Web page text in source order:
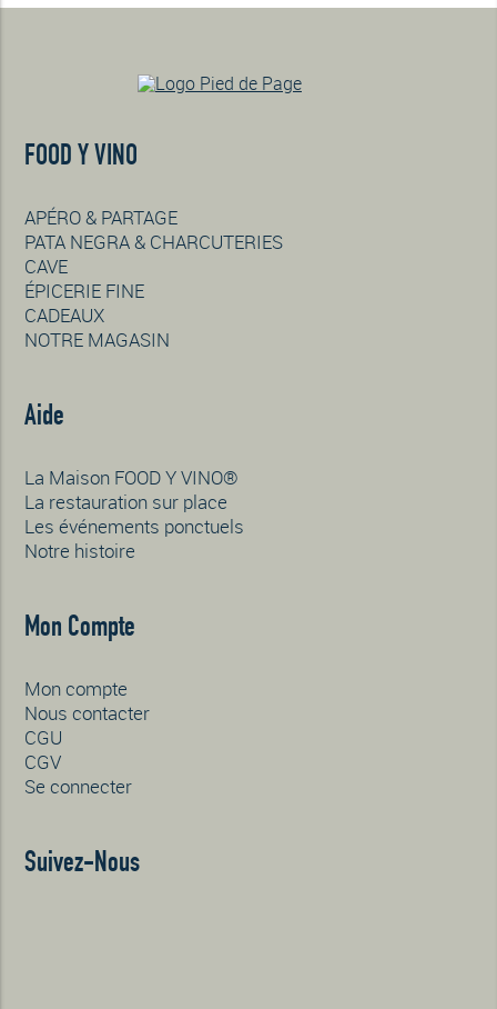
FOOD Y VINO
APÉRO & PARTAGE
PATA NEGRA & CHARCUTERIES
CAVE
ÉPICERIE FINE
CADEAUX
NOTRE MAGASIN
Aide
La Maison FOOD Y VINO®
La restauration sur place
Les événements ponctuels
Notre histoire
Mon Compte
Mon compte
Nous contacter
CGU
CGV
Se connecter
Suivez-Nous